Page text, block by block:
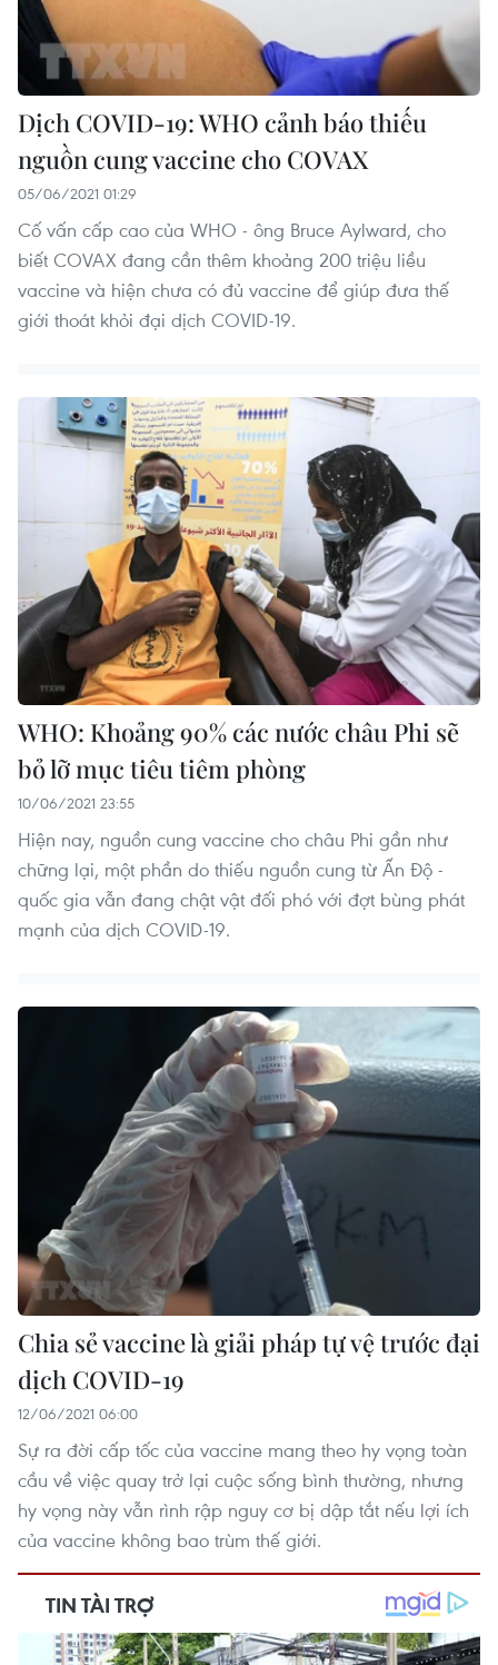
Dịch COVID-19: WHO cảnh báo thiếu
nguồn cung vaccine cho COVAX
05/06/2021 01:29
Cố vấn cấp cao của WHO - ông Bruce Aylward, cho
biết COVAX đang cần thêm khoảng 200 triệu liều
vaccine và hiện chưa có đủ vaccine để giúp đưa thế
giới thoát khỏi đại dịch COVID-19.
WHO: Khoảng 90% các nước châu Phi sẽ
bỏ lỡ mục tiêu tiêm phòng
10/06/2021 23:55
Hiện nay, nguồn cung vaccine cho châu Phi gần như
chững lại, một phần do thiếu nguồn cung từ Ấn Độ -
quốc gia vẫn đang chật vật đối phó với đợt bùng phát
mạnh của dịch COVID-19.
Chia sẻ vaccine là giải pháp tự vệ trước đại
dịch COVID-19
12/06/2021 06:00
Sự ra đời cấp tốc của vaccine mang theo hy vọng toàn
cầu về việc quay trở lại cuộc sống bình thường, nhưng
hy vọng này vẫn rình rập nguy cơ bị dập tắt nếu lợi ích
của vaccine không bao trùm thế giới.